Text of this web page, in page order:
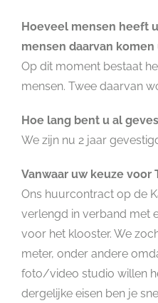
Hoeveel mensen heeft
mensen daarvan
Op dit moment bestaat
mensen. Twee daarvan
Hoe lang bent u al
We zijn nu 2 jaar
Vanwaar uw keuze voor
Ons huurcontract op de
verlengd in verband met
voor het klooster. We
meter, onder andere
foto/video studio willen
dergelijke eisen ben je